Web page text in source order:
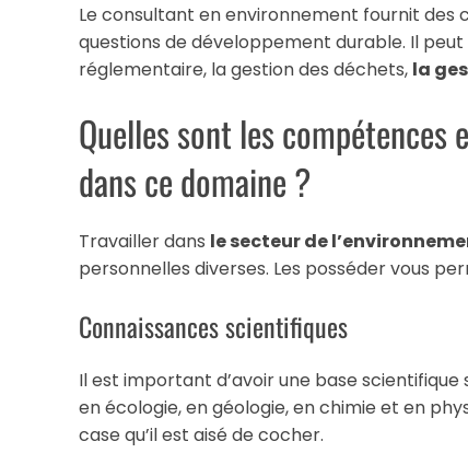
Le consultant en environnement fournit des
questions de développement durable. Il
réglementaire, la gestion des déchets, la
Quelles sont les
dans ce domaine ?
Travailler dans le secteur de
personnelles diverses. Les posséder vous
Connaissances scientifiques
Il est important d’avoir une base
en écologie, en géologie, en chimie et en
case qu’il est aisé de cocher.